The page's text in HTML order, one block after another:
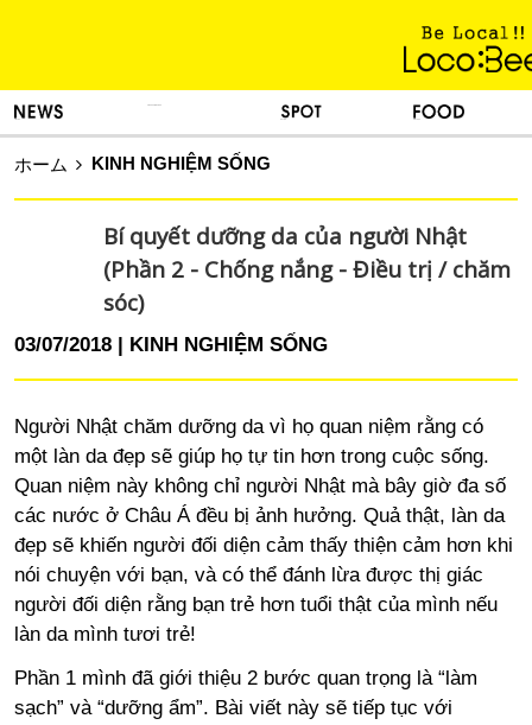
ホーム KINH NGHIỆM SỐNG
Bí quyết dưỡng da của người Nhật
(Phần 2 - Chống nắng - Điều trị / chăm
sóc)
03/07/2018 KINH NGHIỆM SỐNG
Người Nhật chăm dưỡng da vì họ quan niệm rằng có
một làn da đẹp sẽ giúp họ tự tin hơn trong cuộc sống.
Quan niệm này không chỉ người Nhật mà bây giờ đa số
các nước ở Châu Á đều bị ảnh hưởng. Quả thật, làn da
đẹp sẽ khiến người đối diện cảm thấy thiện cảm hơn khi
nói chuyện với bạn, và có thể đánh lừa được thị giác
người đối diện rằng bạn trẻ hơn tuổi thật của mình nếu
làn da mình tươi trẻ!
Phần 1 mình đã giới thiệu 2 bước quan trọng là “làm
sạch” và “dưỡng ẩm”. Bài viết này sẽ tiếp tục với